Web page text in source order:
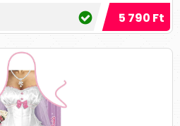
5 790 Ft